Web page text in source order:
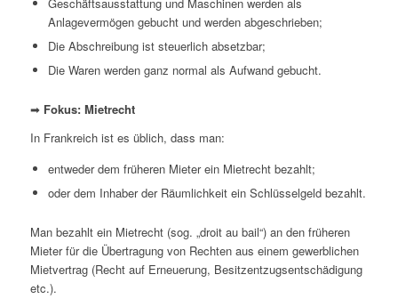
Anlagevermögen gebucht und werden abgeschrieben;
Die Abschreibung ist steuerlich absetzbar;
Die Waren werden ganz normal als Aufwand gebucht.
➡Fokus: Mietrecht
In Frankreich ist es üblich, dass man:
entweder dem früheren Mieter ein Mietrecht bezahlt;
oder dem Inhaber der Räumlichkeit ein Schlüsselgeld bezahlt.
Man bezahlt ein Mietrecht (sog. „droitau bail“) an den früheren
Mieter für die Übertragung von Rechten aus einem gewerblichen
Mietvertrag (Recht auf Erneuerung, Besitzentzugsentschädigung
etc.).